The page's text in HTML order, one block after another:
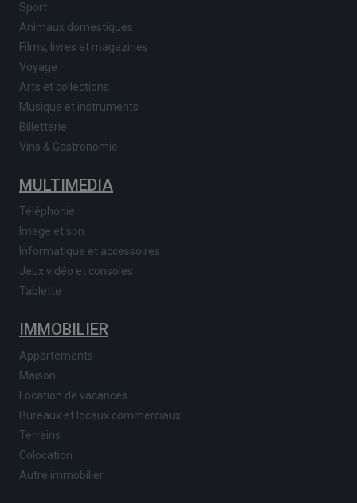
Sport
Animaux domestiques
Films, livres et magazines
Voyage
Arts et collections
Musique et instruments
Billetterie
Vins & Gastronomie
MULTIMEDIA
Téléphonie
Image et son
Informatique et accessoires
Jeux vidéo et consoles
Tablette
IMMOBILIER
Appartements
Maison
Location de vacances
Bureaux et locaux commerciaux
Terrains
Colocation
Autre immobilier